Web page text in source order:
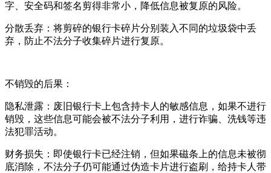
字、安全码和签名剪得非常小，降低信息被复原的风险。
分散丢弃：将剪碎的银行卡碎片分别装入不同的垃圾袋中丢
弃，防止不法分子收集碎片进行复原。
不销毁的后果：
隐私泄露：废旧银行卡上包含持卡人的敏感信息，如果不进行
销毁，这些信息可能会被不法分子利用，进行诈骗、洗钱等违
法犯罪活动。
财务损失：即使银行卡已经注销，但如果磁条上的信息未被彻
底消除，不法分子仍可能通过伪造卡片进行盗刷，给持卡人带